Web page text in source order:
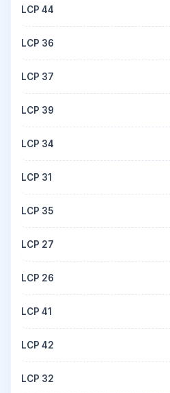
LCP 44
LCP 36
LCP 37
LCP 39
LCP 34
LCP 31
LCP 35
LCP 27
LCP 26
LCP 41
LCP 42
LCP 32